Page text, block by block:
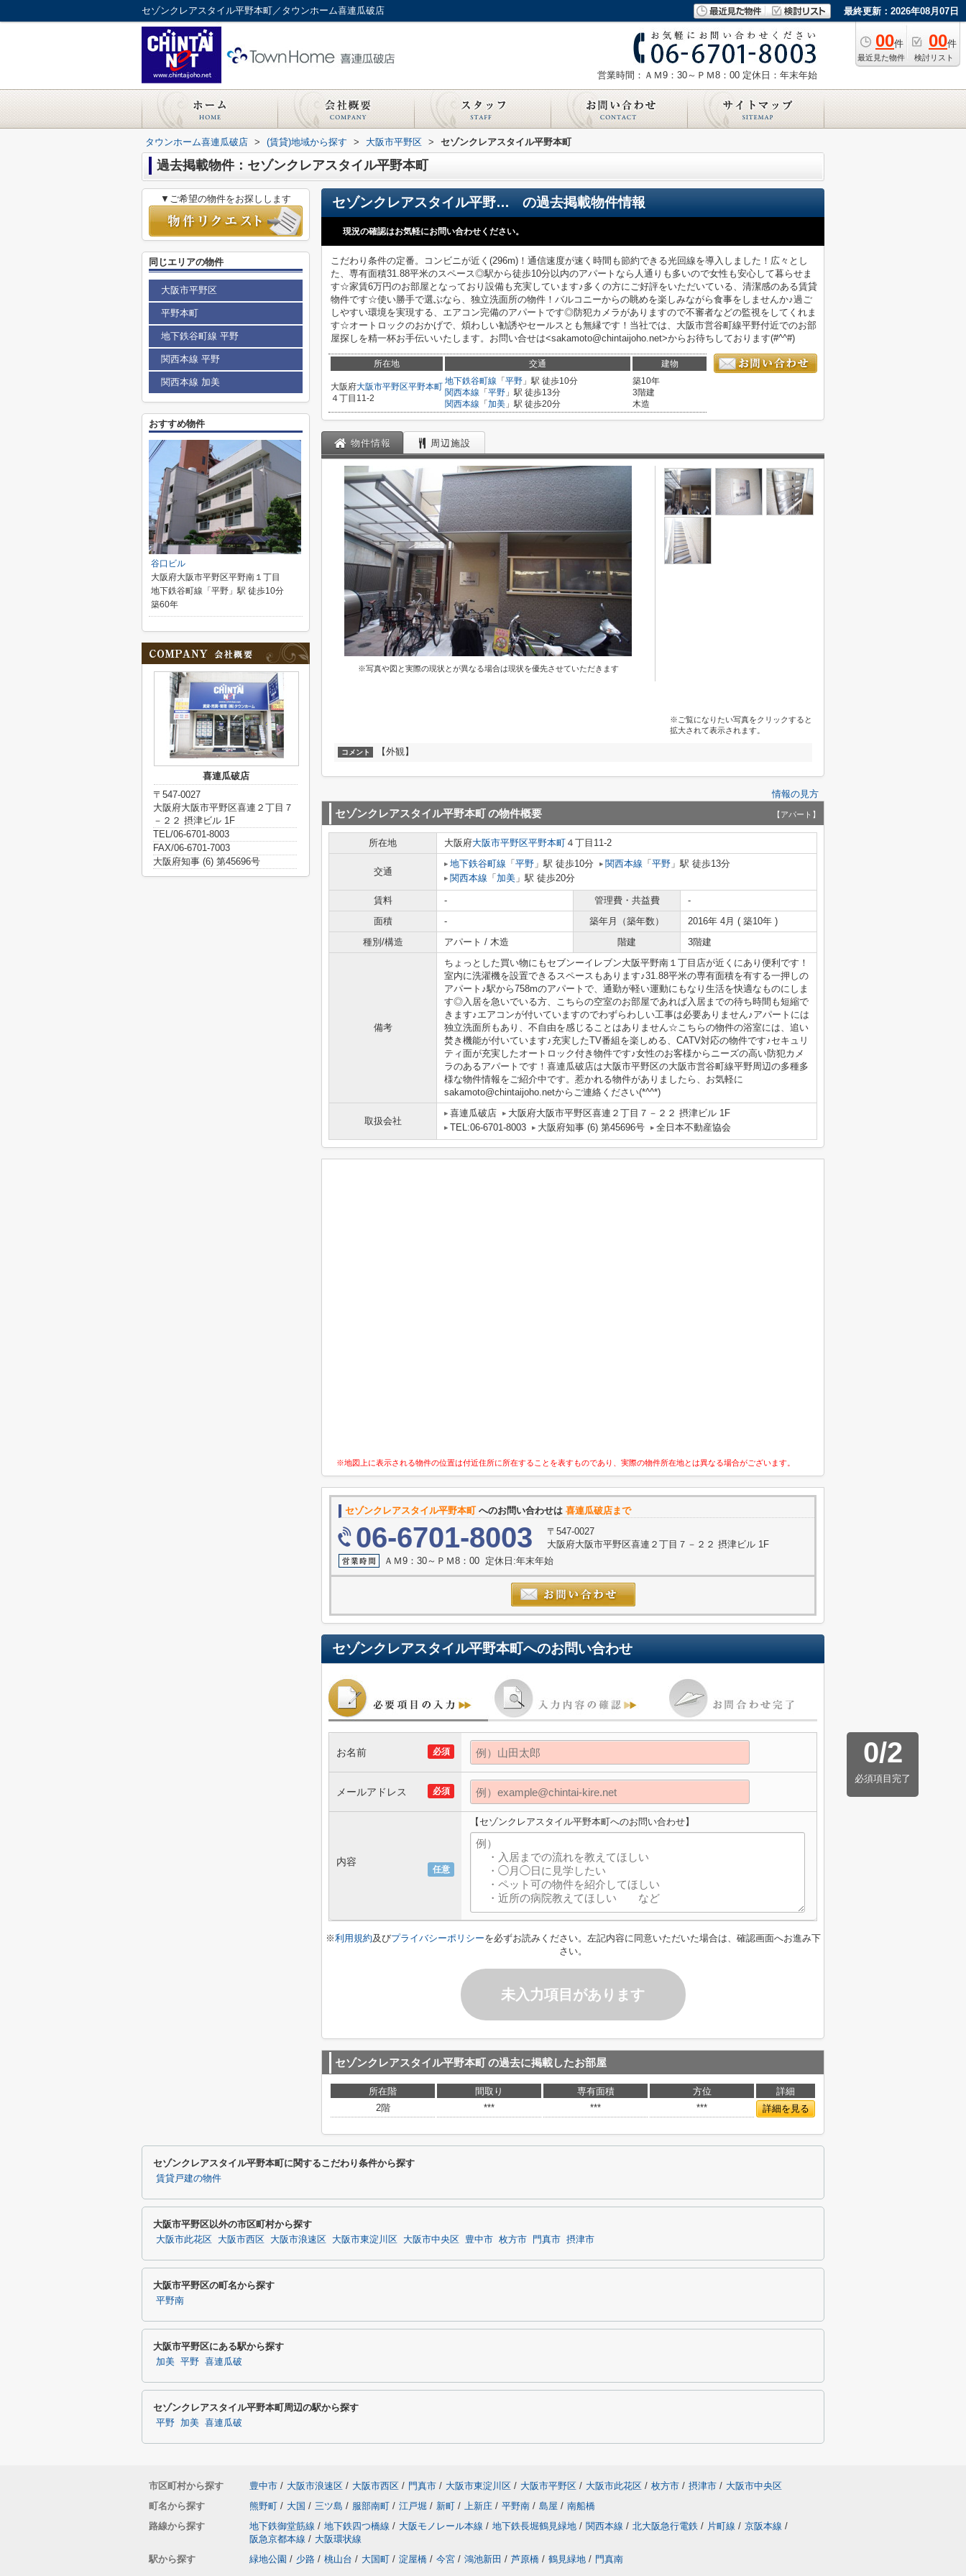
セゾンクレアスタイル平野本町／タウンホーム喜連瓜破店 最終更新：2026年08月07日
00件
最近見た物件
00件
検討リスト
営業時間：ＡＭ9：30～ＰＭ8：00 定休日：年末年始
タウンホーム喜連瓜破店 > (賃貸)地域から探す > 大阪市平野区 > セゾンクレアスタイル平野本町
過去掲載物件：セゾンクレアスタイル平野本町
セゾンクレアスタイル平野本町 の過去掲載物件情報
現況の確認はお気軽にお問い合わせください。
こだわり条件の定番。コンビニが近く(296m)！通信速度が速く時間も節約できる光回線を導入しました！広々とし
た、専有面積31.88平米のスペース◎駅から徒歩10分以内のアパートなら人通りも多いので女性も安心して暮らせま
す☆家賃6万円のお部屋となっており設備も充実しています♪多くの方にご好評をいただいている、清潔感のある賃貸
物件です☆使い勝手で選ぶなら、独立洗面所の物件！バルコニーからの眺めを楽しみながら食事をしませんか♪過ご
しやすい環境を実現する、エアコン完備のアパートです◎防犯カメラがありますので不審者などの監視をしてくれま
す☆オートロックのおかげで、煩わしい勧誘やセールスとも無縁です！当社では、大阪市営谷町線平野付近でのお部
屋探しを精一杯お手伝いいたします。お問い合せは<sakamoto@chintaijoho.net>からお待ちしております(#^^#)
所在地 交通 建物
大阪府大阪市平野区平野本町
４丁目11-2
地下鉄谷町線 「 平野 」駅 徒歩10分
関西本線 「 平野 」駅 徒歩13分
関西本線 「 加美 」駅 徒歩20分
築10年
3階建
木造
物件情報 周辺施設
※写真や図と実際の現状とが異なる場合は現状を優先させていただきます
※ご覧になりたい写真をクリックすると
拡大されて表示されます。
コメント 【外観】
情報の見方
セゾンクレアスタイル平野本町の物件概要 【アパート】
所在地 大阪府大阪市平野区平野本町 ４丁目11-2
交通
地下鉄谷町線 「 平野 」駅 徒歩10分 関西本線 「 平野 」駅 徒歩13分
関西本線 「 加美 」駅 徒歩20分
賃料 - 管理費・共益費
-
面積
- 築年月（築年数）
2016年 4月 ( 築10年 )
種別/構造
アパート / 木造 階建 3階建
備考
ちょっとした買い物にもセブンーイレブン大阪平野南１丁目店が近くにあり便利です！
室内に洗濯機を設置できるスペースもあります♪31.88平米の専有面積を有する一押しの
アパート♪駅から758mのアパートで、通勤が軽い運動にもなり生活を快適なものにしま
す◎入居を急いでいる方、こちらの空室のお部屋であれば入居までの待ち時間も短縮で
きます♪エアコンが付いていますのでわずらわしい工事は必要ありません♪アパートには
独立洗面所もあり、不自由を感じることはありません☆こちらの物件の浴室には、追い
焚き機能が付いています♪充実したTV番組を楽しめる、CATV対応の物件です♪セキュリ
ティ面が充実したオートロック付き物件です♪女性のお客様からニーズの高い防犯カメ
ラのあるアパートです！喜連瓜破店は大阪市平野区の大阪市営谷町線平野周辺の多種多
様な物件情報をご紹介中です。惹かれる物件がありましたら、お気軽に
sakamoto@chintaijoho.netからご連絡ください(*^^*)
取扱会社
喜連瓜破店
大阪府大阪市平野区喜連２丁目７－２２ 摂津ビル 1F
TEL:06-6701-8003
大阪府知事 (6) 第45696号 全日本不動産協会
※地図上に表示される物件の位置は付近住所に所在することを表すものであり、実際の物件所在地とは異なる場合がございます。
セゾンクレアスタイル平野本町へのお問い合わせは 喜連瓜破店まで
06-6701-8003
〒547-0027
大阪府大阪市平野区喜連２丁目７－２２ 摂津ビル 1F
ＡＭ9：30～ＰＭ8：00 定休日:年末年始
セゾンクレアスタイル平野本町へのお問い合わせ
0/2
必須項目完了
必須
お名前
必須
メールアドレス
任意
内容
【セゾンクレアスタイル平野本町へのお問い合わせ】
※利用規約及びプライバシーポリシーを必ずお読みください。左記内容に同意いただいた場合は、確認画面へお進み下
さい。
未入力項目があります
セゾンクレアスタイル平野本町の過去に掲載したお部屋
所在階 間取り 専有面積 方位
詳細
2階
*** *** *** 詳細を見る
▼ご希望の物件をお探しします
同じエリアの物件
大阪市平野区
平野本町
地下鉄谷町線 平野
関西本線 平野
関西本線 加美
おすすめ物件
谷口ビル
大阪府大阪市平野区平野南１丁目
地下鉄谷町線「平野」駅 徒歩10分
築60年
喜連瓜破店
〒547-0027
大阪府大阪市平野区喜連２丁目７
－２２ 摂津ビル 1F
TEL/06-6701-8003
FAX/06-6701-7003
大阪府知事 (6) 第45696号
セゾンクレアスタイル平野本町に関するこだわり条件から探す
賃貸戸建の物件
大阪市平野区以外の市区町村から探す
大阪市此花区 大阪市西区 大阪市浪速区 大阪市東淀川区 大阪市中央区 豊中市 枚方市 門真市 摂津市
大阪市平野区の町名から探す
平野南
大阪市平野区にある駅から探す
加美 平野 喜連瓜破
セゾンクレアスタイル平野本町周辺の駅から探す
平野 加美 喜連瓜破
市区町村から探す 豊中市 / 大阪市浪速区 / 大阪市西区 / 門真市 / 大阪市東淀川区 / 大阪市平野区 / 大阪市此花区 / 枚方市 / 摂津市 / 大阪市中央区
町名から探す
熊野町 / 大国 / 三ツ島 / 服部南町 / 江戸堀 / 新町 / 上新庄 / 平野南 / 島屋 / 南船橋
路線から探す
地下鉄御堂筋線 / 地下鉄四つ橋線 / 大阪モノレール本線 / 地下鉄長堀鶴見緑地 / 関西本線 / 北大阪急行電鉄 / 片町線 / 京阪本線 /
阪急京都本線 / 大阪環状線
駅から探す
緑地公園 / 少路 / 桃山台 / 大国町 / 淀屋橋 / 今宮 / 鴻池新田 / 芦原橋 / 鶴見緑地 / 門真南